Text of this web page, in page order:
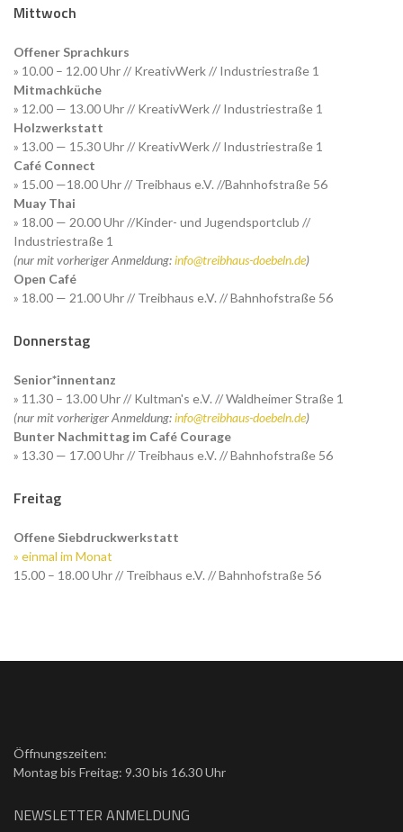
Mittwoch
Offener Sprachkurs
» 10.00 – 12.00 Uhr // KreativWerk // Industriestraße 1
Mitmachküche
» 12.00 — 13.00 Uhr // KreativWerk // Industriestraße 1
Holzwerkstatt
» 13.00 — 15.30 Uhr // KreativWerk // Industriestraße 1
Café Connect
» 15.00 —18.00 Uhr // Treibhaus e.V. //Bahnhofstraße 56
Muay Thai
» 18.00 — 20.00 Uhr //Kinder- und Jugendsportclub //
Industriestraße 1
(nur mit vorheriger Anmeldung:info@treibhaus-doebeln.de)
Open Café
» 18.00 — 21.00 Uhr // Treibhaus e.V. // Bahnhofstraße 56
Donnerstag
Senior*innentanz
» 11.30 – 13.00 Uhr // Kultman's e.V. // Waldheimer Straße 1
(nur mit vorheriger Anmeldung:info@treibhaus-doebeln.de)
Bunter Nachmittag im Café Courage
» 13.30 — 17.00 Uhr // Treibhaus e.V. // Bahnhofstraße 56
Freitag
Offene Siebdruckwerkstatt
» einmal im Monat
15.00 – 18.00 Uhr // Treibhaus e.V. // Bahnhofstraße 56
Öffnungszeiten:
Montag bis Freitag: 9.30 bis 16.30 Uhr
NEWSLETTER ANMELDUNG